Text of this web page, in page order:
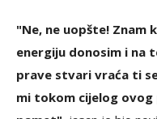
"Ne, ne uopšte! Znam
energiju donosim i na
prave stvari vraća ti
mi tokom cijelog ovog